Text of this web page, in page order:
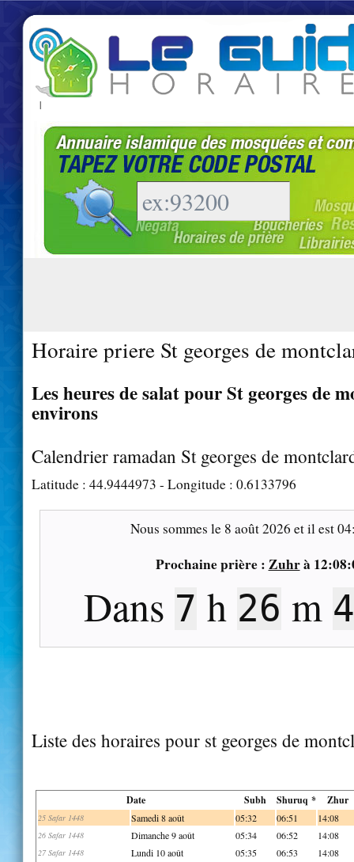
|
Horaire priere St georges de
Les heures de salat pour St georges de
environs
Calendrier ramadan St georges de
Latitude : 44.9444973 - Longitude : 0.6133796
Nous sommes le 8 août 2026 et il est
Prochaine prière : Zuhrà
Dans 7 h 26 m
Liste des horaires pour st georges de
Date Subh Shuruq * Zhur
25 Safar 1448 Samedi 8 août 05:32 06:51 14:08
26 Safar 1448 Dimanche 9 août 05:34 06:52 14:08
27 Safar 1448 Lundi 10 août 05:35 06:53 14:08